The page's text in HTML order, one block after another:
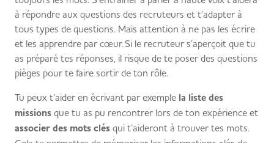
à répondre aux questions des recruteurs et t’adapter à
tous types de questions. Mais attention à ne pas les écrire
et les apprendre par cœur. Si le recruteur s’aperçoit que tu
as préparé tes réponses, il risque de te poser des questions
pièges pour te faire sortir de ton rôle.
Tu peux t’aider en écrivant par exemple la liste des
missions que tu as pu rencontrer lors de ton expérience et
associer des mots clés qui t’aideront à trouver tes mots.